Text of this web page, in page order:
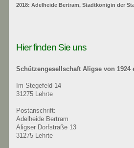
2018: Adelheide Bertram, Stadtkönigin der
Hier finden Sie uns
Schützengesellschaft Aligse von 1924
Im Stegefeld 14
31275 Lehrte
Postanschrift:
Adelheide Bertram
Aligser Dorfstraße 13
31275 Lehrte